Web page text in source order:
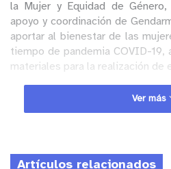
la Mujer y Equidad de
apoyo y coordinación de
aportar al bienestar de las
tiempo de pandemia COVID-19,
materiales para la realización de
Anuncio
5 internas para que hagan,
monitoras de sus
Ver más
Artículos relacionados